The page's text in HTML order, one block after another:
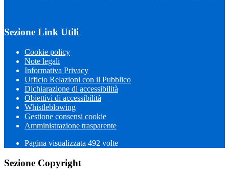
Sezione Link Utili
Cookie policy
Note legali
Informativa Privacy
Ufficio Relazioni con il Pubblico
Dichiarazione di accessibilità
Obiettivi di accessibilità
Whistleblowing
Gestione consensi cookie
Amministrazione trasparente
Pagina visualizzata 492 volte
Sezione Copyright